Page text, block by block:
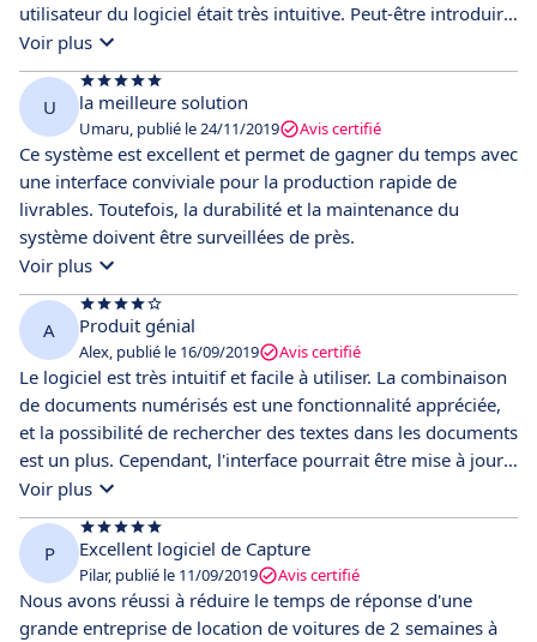
utilisateur du logiciel était très intuitive. Peut-être introduire
de nouveaux modèles avec de nouvelles tailles serait un
plus.
Voir plus
U la meilleure solution
Umaru, publié le 24/11/2019 Avis certifié
Ce système est excellent et permet de gagner du temps avec
une interface conviviale pour la production rapide de
livrables. Toutefois, la durabilité et la maintenance du
système doivent être surveillées de près.
Voir plus
A Produit génial
Alex, publié le 16/09/2019 Avis certifié
Le logiciel est très intuitif et facile à utiliser. La combinaison
de documents numérisés est une fonctionnalité appréciée,
et la possibilité de rechercher des textes dans les documents
est un plus. Cependant, l'interface pourrait être mise à jour
pour une apparence plus moderne.
Voir plus
P Excellent logiciel de Capture
Pilar, publié le 11/09/2019 Avis certifié
Nous avons réussi à réduire le temps de réponse d'une
grande entreprise de location de voitures de 2 semaines à